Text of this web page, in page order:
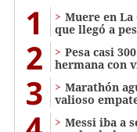
1
Muere en La
que llegó a
2
Pesa casi
hermana con
3
Marathón
valioso
Messi iba a